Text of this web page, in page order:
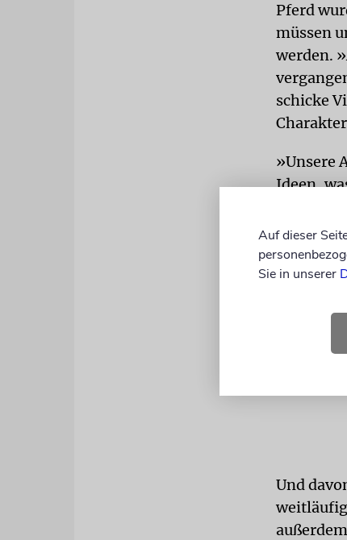
Pferd
müssen
werden.
schicke
»Unsere
Ideen,
für den
Produkte
Und
Auf dieser
Sie in unserer